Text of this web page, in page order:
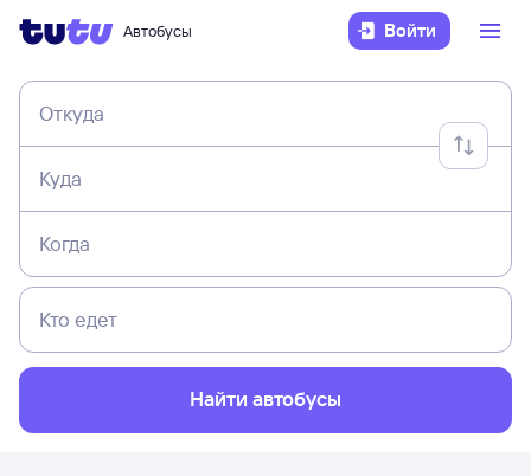
Автобусы Войти
Откуда
Куда
Когда
Кто едет
Найти автобусы